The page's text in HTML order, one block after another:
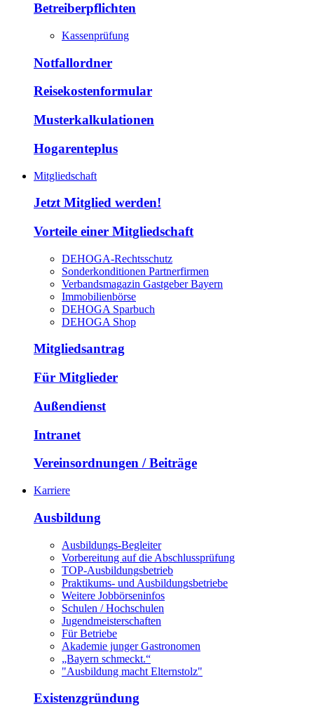
Betreiberpflichten
Kassenprüfung
Notfallordner
Reisekostenformular
Musterkalkulationen
Hogarenteplus
Mitgliedschaft
Jetzt Mitglied werden!
Vorteile einer Mitgliedschaft
DEHOGA-Rechtsschutz
Sonderkonditionen Partnerfirmen
Verbandsmagazin Gastgeber Bayern
Immobilienbörse
DEHOGA Sparbuch
DEHOGA Shop
Mitgliedsantrag
Für Mitglieder
Außendienst
Intranet
Vereinsordnungen / Beiträge
Karriere
Ausbildung
Ausbildungs-Begleiter
Vorbereitung auf die Abschlussprüfung
TOP-Ausbildungsbetrieb
Praktikums- und Ausbildungsbetriebe
Weitere Jobbörseninfos
Schulen / Hochschulen
Jugendmeisterschaften
Für Betriebe
Akademie junger Gastronomen
„Bayern schmeckt.“
"Ausbildung macht Elternstolz"
Existenzgründung